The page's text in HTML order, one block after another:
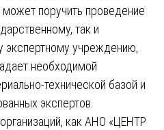
поручить проведение
так и
экспертному учреждению,
необходимой
технической базой и
экспертов.
как АНО «ЦЕНТР